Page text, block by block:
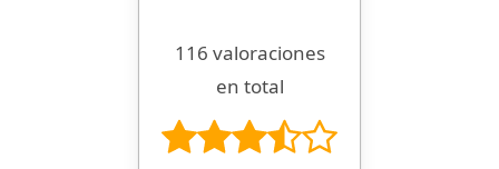
116 valoraciones
en total